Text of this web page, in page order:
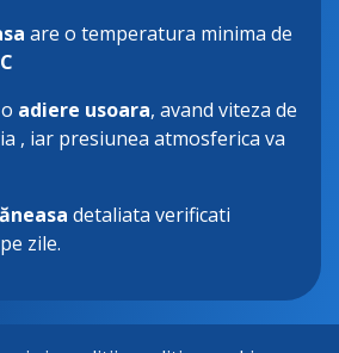
are o temperatura minima de
adiere usoara, avand viteza de
, iar presiunea atmosferica va
detaliata verificati
zile.